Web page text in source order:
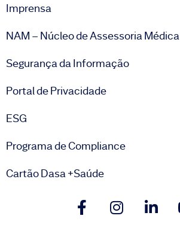
Imprensa
NAM – Núcleo de Assessoria Médica
Segurança da Informação
Portal de Privacidade
ESG
Programa de Compliance
Cartão Dasa +Saúde